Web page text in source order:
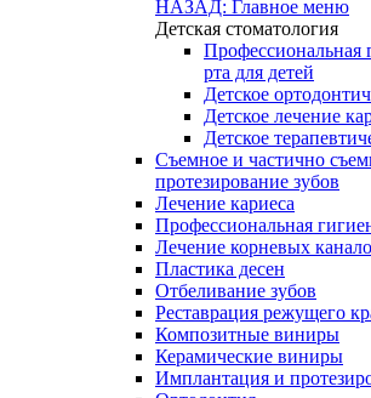
НАЗАД: Главное меню
Детская стоматология
Профессиональная
рта для детей
Детское
Детское лечение
Детское
Съемное и частично
протезирование зубов
Лечение кариеса
Профессиональная
Лечение корневых
Пластика десен
Отбеливание зубов
Реставрация режущего
Композитные виниры
Керамические виниры
Имплантация и